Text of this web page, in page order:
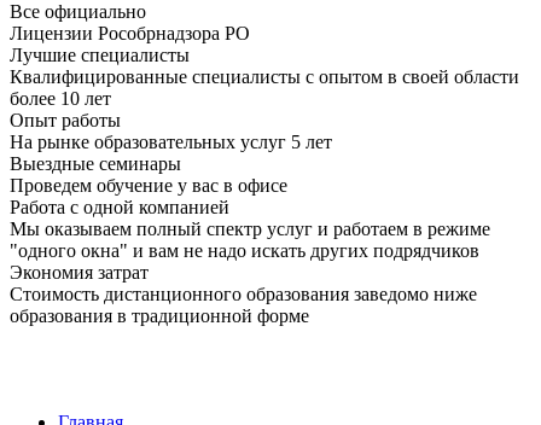
Все официально
Лицензии Рособрнадзора РО
Лучшие специалисты
Квалифицированные специалисты с опытом в своей области
более 10 лет
Опыт работы
На рынке образовательных услуг 5 лет
Выездные семинары
Проведем обучение у вас в офисе
Работа с одной компанией
Мы оказываем полный спектр услуг и работаем в режиме
"одного окна" и вам не надо искать других подрядчиков
Экономия затрат
Стоимость дистанционного образования заведомо ниже
образования в традиционной форме